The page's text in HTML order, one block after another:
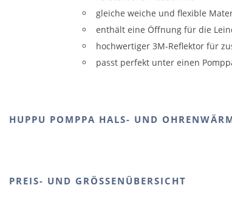
gleiche weiche und flexible
enthält eine Öffnung für die
hochwertiger 3M-Reflektor für
passt perfekt unter einen
HUPPU POMPPA HALS- UND
PREIS- UND GRÖSSENÜBERSICHT